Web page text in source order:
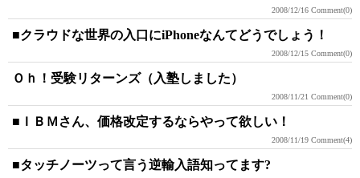
2008/12/16 Comment(0)
■クラウドな世界の入口にiPhoneなんてどうでしょう！
2008/12/15 Comment(0)
Ｏｈ！受験リターンズ（入塾しました）
2008/11/21 Comment(0)
■ＩＢＭさん、価格改定するならやって欲しい！
2008/11/19 Comment(4)
■タッチノーツって言う逆輸入語知ってます?